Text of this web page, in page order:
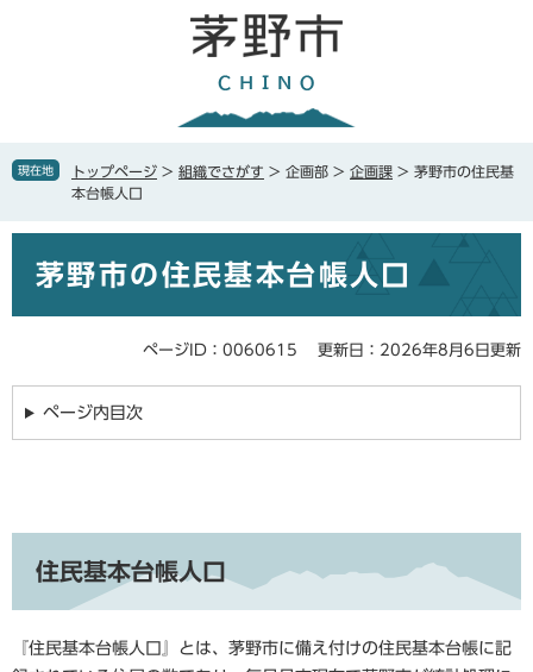
で
ば
本
現在地 トップページ > 組織でさがす > 企画部 > 企画課 > 茅野市の住民基
本台帳人口
茅野市の住民基本台帳人口
ページID：0060615 更新日：2026年8月6日更新
ページ内目次
住民基本台帳人口
『住民基本台帳人口』とは、茅野市に備え付けの住民基本台帳に記